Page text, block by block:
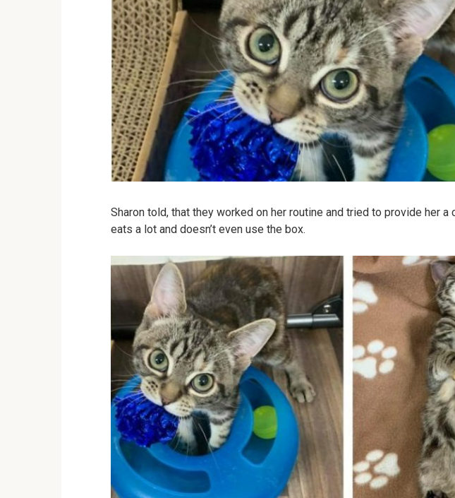
Sharon told, that they worked on her routine and tried to provide her a
eats a lot and doesn’t even use the box.